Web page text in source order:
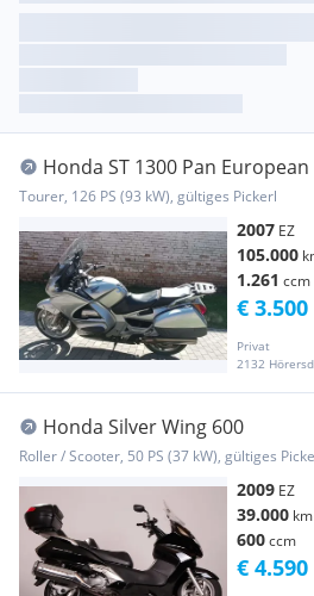
Honda ST 1300 Pan European
Tourer, 126 PS (93 kW), gültiges Pickerl
2007 EZ
105.000
1.261 ccm
Privat
2132
€ 3.500
Honda Silver Wing 600
Roller / Scooter, 50 PS (37 kW), gültiges
2009 EZ
39.000 km
600ccm
€ 4.590